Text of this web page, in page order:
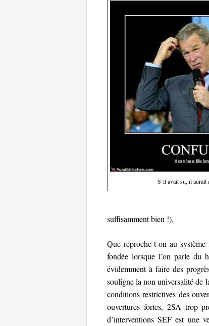
S’il avait su, il aurait
suffisamment bien !).
Que reproche-t-on au
fondée lorsque l’on parle du
évidemment à faire des
souligne la non universalité de
conditions restrictives des
ouvertures fortes, 2SA trop
d’interventions SEF est une